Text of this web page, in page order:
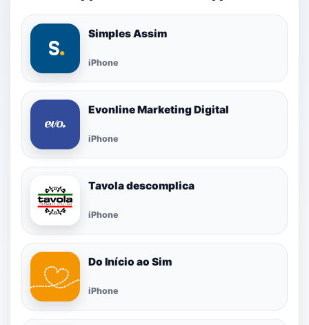
Simples Assim
iPhone
Evonline Marketing Digital
iPhone
Tavola descomplica
iPhone
Do Início ao Sim
iPhone